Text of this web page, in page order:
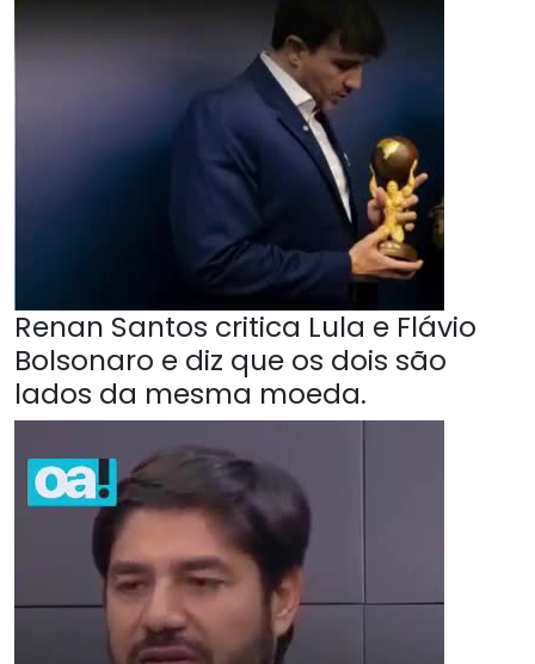
Renan Santos critica Lula e Flávio
Bolsonaro e diz que os dois são
lados da mesma moeda.